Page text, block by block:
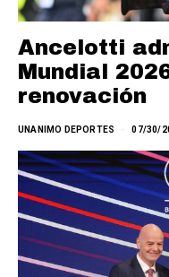
Ancelotti
Mundial
renovación
UNANIMO DEPORTES 07/30/